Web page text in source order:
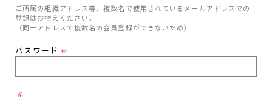
ご所属の組織アドレス等、複数名で使用されているメールアドレスでの
登録はお控えください。
（同一アドレスで複数名の会員登録ができないため）
パスワード ※
※